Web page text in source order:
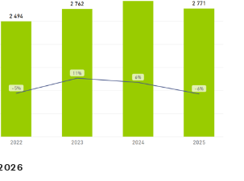
мнение экспертов.
мнение авторов и не является
рекомендацией
считается тот, кто приобретал
1 раз в течение последних 12